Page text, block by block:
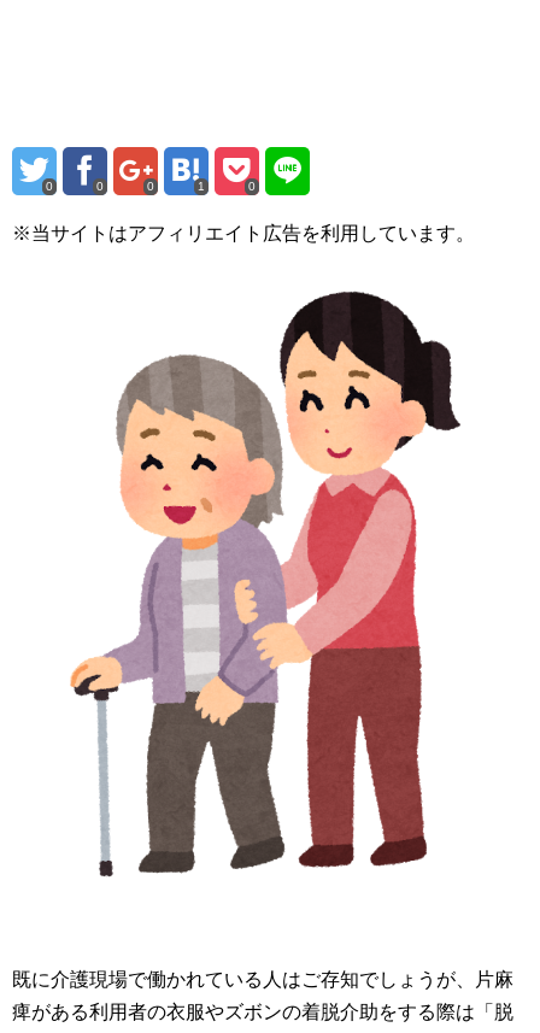
0 0 0 1 0
※当サイトはアフィリエイト広告を利用しています。
既に介護現場で働かれている人はご存知でしょうが、片麻
痺がある利用者の衣服やズボンの着脱介助をする際は「脱